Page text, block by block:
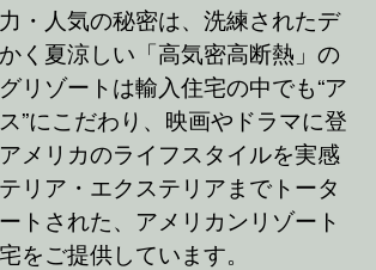
・人気の秘密は、洗練されたデ
く夏涼しい「高気密高断熱」の
リゾートは輸入住宅の中でも“ア
”にこだわり、映画やドラマに登
メリカのライフスタイルを実感
リア・エクステリアまでトータ
トされた、アメリカンリゾート
をご提供しています。